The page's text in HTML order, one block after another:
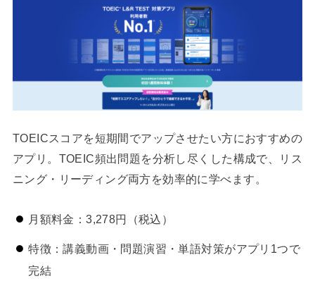
TOEICスコアを短期間でアップさせたい方におすすめの
アプリ。TOEIC頻出問題を分析し尽くした構成で、リス
ニング・リーディング両方を効率的に学べます。
月額料金：3,278円（税込）
特徴：講義動画・問題演習・単語対策がアプリ1つで
完結